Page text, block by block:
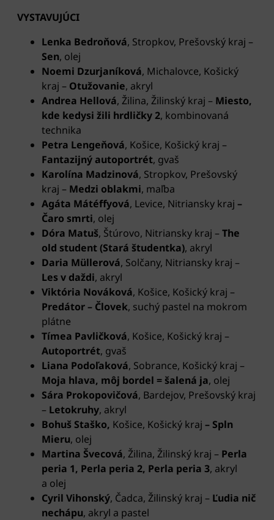
VYSTAVUJÚCI
Lenka Bedroňová, Stropkov, Prešovský kraj –
Sen, olej
Noemi Dzurjaníková, Michalovce, Košický
kraj – Otužovanie, akryl
Andrea Hellová, Žilina, Žilinský kraj – Miesto,
kde kedysi žili hrdličky 2, kombinovaná
technika
Petra Lengeňová, Košice, Košický kraj –
Fantazijný autoportrét, gvaš
Karolína Madzinová, Stropkov, Prešovský
kraj – Medzi oblakmi, maľba
Agáta Mátéffyová, Levice, Nitriansky kraj –
Čaro smrti, olej
Dóra Matuš, Štúrovo, Nitriansky kraj –The
old student (Stará študentka), akryl
Daria Müllerová, Solčany, Nitriansky kraj –
Les v daždi, akryl
Viktória Nováková, Košice, Košický kraj –
Predátor – Človek, suchý pastel na mokrom
plátne
Tímea Pavličková, Košice, Košický kraj –
Autoportrét, gvaš
Liana Podoľaková, Sobrance, Košický kraj –
Moja hlava, môj bordel = šalená ja, olej
Sára Prokopovičová, Bardejov, Prešovský kraj
– Letokruhy, akryl
Bohuš Staško, Košice, Košický kraj – Spln
Mieru, olej
Martina Švecová, Žilina, Žilinský kraj – Perla
peria 1, Perla peria 2, Perla peria 3, akryl
a olej
Cyril Vihonský, Čadca, Žilinský kraj – Ľudia nič
nechápu, akryl a pastel